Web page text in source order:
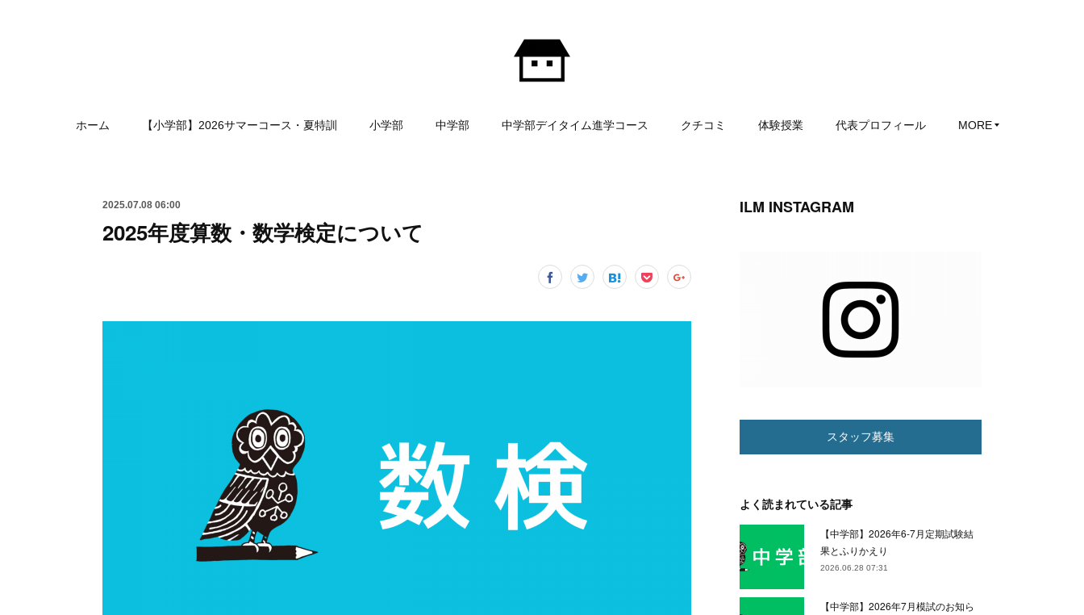
ホーム 【小学部】2026サマーコース・夏特訓 小学部 中学部 中学部デイタイム進学コース クチコミ 体験授業 代表プロフィール MORE
2025.07.08 06:00
2025年度算数・数学検定について
ILM INSTAGRAM
スタッフ募集
よく読まれている記事
【中学部】2026年6-7月定期試験結
果とふりかえり
2026.06.28 07:31
【中学部】2026年7月模試のお知ら